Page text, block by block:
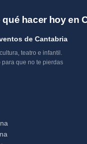
hacer hoy en
de Cantabria
teatro e infantil.
que no te pierdas